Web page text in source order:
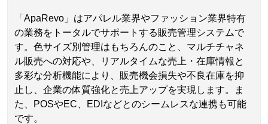
「ApaRevo」はアパレル業界やファッション業界特有
の業務をトータルでサポートする販売管理システムで
す。色サイズ別管理はもちろんのこと、マルチチャネ
ル販売への対応や、リアルタイムな売上・在庫情報と
多彩な分析機能により、販売機会損失や不良在庫を抑
止し、企業の体質強化と売上アップを実現します。ま
た、POSやEC、EDIなどとのシームレスな連携も可能
です。